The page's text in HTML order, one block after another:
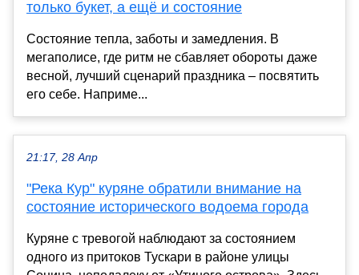
только букет, а ещё и состояние
Состояние тепла, заботы и замедления. В
мегаполисе, где ритм не сбавляет обороты даже
весной, лучший сценарий праздника – посвятить
его себе. Наприме...
21:17, 28 Апр
"Река Кур" куряне обратили внимание на
состояние исторического водоема города
Куряне с тревогой наблюдают за состоянием
одного из притоков Тускари в районе улицы